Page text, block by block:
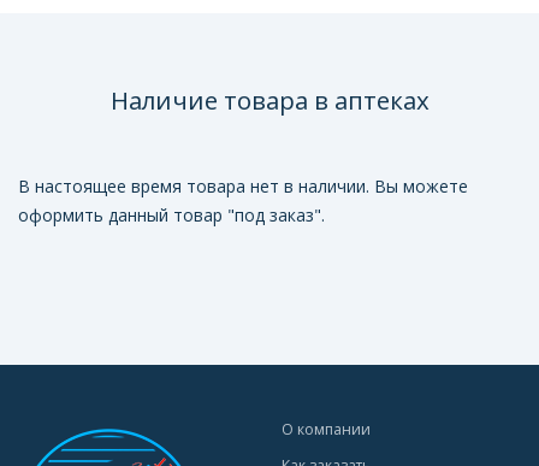
Наличие товара в аптеках
В настоящее время товара нет в наличии. Вы можете
оформить данный товар "под заказ".
О компании